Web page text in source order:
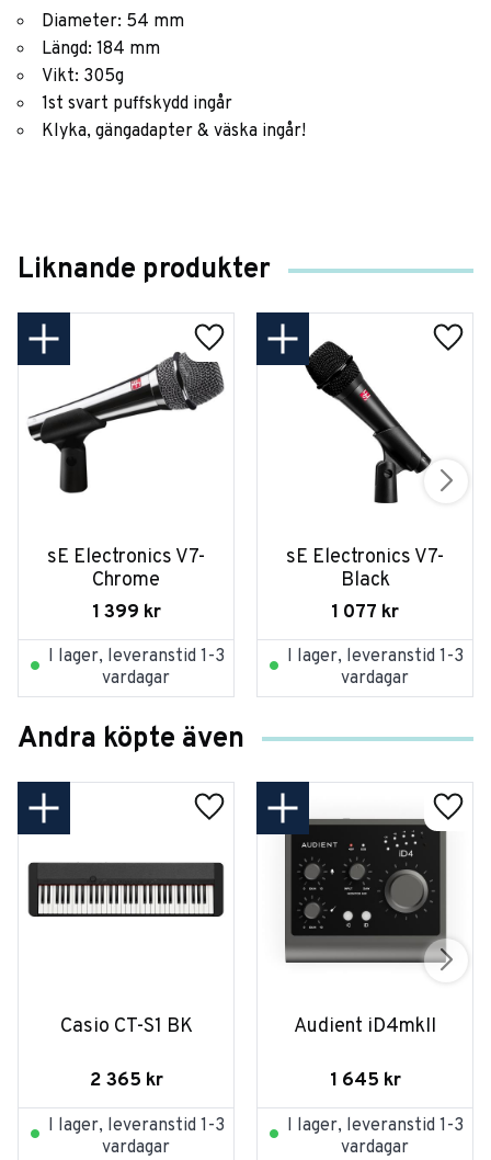
Diameter: 54 mm
Längd: 184 mm
Vikt: 305g
1st svart puffskydd ingår
Klyka, gängadapter & väska ingår!
Liknande produkter
sE Electronics V7-
Chrome
1 399 kr
I lager, leveranstid 1-3
vardagar
sE Electronics V7-
Black
1 077 kr
I lager, leveranstid 1-3
vardagar
Andra köpte även
Casio CT-S1 BK
2 365 kr
I lager, leveranstid 1-3
vardagar
Audient iD4mkII
1 645 kr
I lager, leveranstid 1-3
vardagar